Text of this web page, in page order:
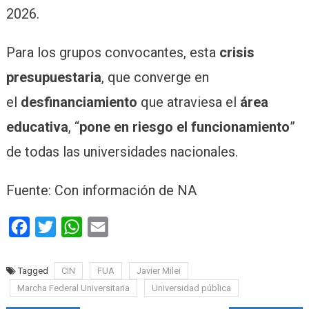
2026.
Para los grupos convocantes, esta crisis
presupuestaria, que converge en
el desfinanciamiento que atraviesa el área
educativa, “pone en riesgo el funcionamiento”
de todas las universidades nacionales.
Fuente: Con información de NA
Facebook
Twitter WhatsApp
Tagged CIN FUA
Javier Milei
Marcha Federal Universitaria
Universidad pública